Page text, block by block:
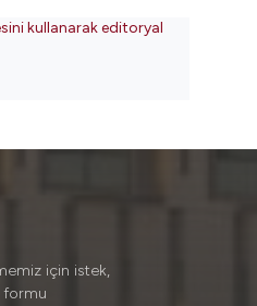
kullanarak editoryal
için istek,
formu